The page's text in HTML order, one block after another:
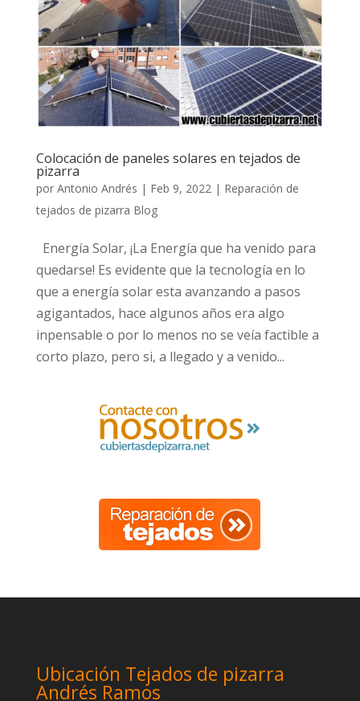
Colocación de paneles solares en tejados de
pizarra
por Antonio Andrés | Feb 9, 2022 | Reparación de
tejados de pizarra Blog
Energía Solar, ¡La Energía que ha venido para
quedarse! Es evidente que la tecnología en lo
que a energía solar esta avanzando a pasos
agigantados, hace algunos años era algo
inpensable o por lo menos no se veía factible a
corto plazo, pero si, a llegado y a venido...
Ubicación Tejados de pizarra
Andrés Ramos